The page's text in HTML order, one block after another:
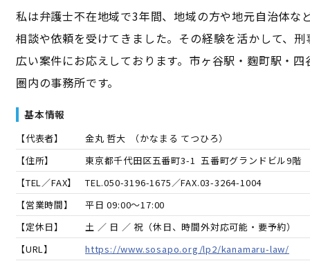
私は弁護士不在地域で3年間、地域の方や地元自治体な
相談や依頼を受けてきました。その経験を活かして、
広い案件にお応えしております。市ヶ谷駅・麴町駅・四
圏内の事務所です。
基本情報
【代表者】 金丸 哲大 （かなまる てつひろ）
【住所】
東京都千代田区五番町3-1 五番町グランドビル9階
【TEL／FAX】
TEL.050-3196-1675／FAX.03-3264-1004
【営業時間】
平日 09:00～17:00
【定休日】
土 ／ 日 ／ 祝（休日、時間外対応可能・要予約）
【URL】
https://www.sosapo.org/lp2/kanamaru-law/